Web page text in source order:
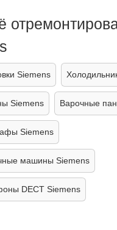
Siemens
Siemens Варочные
Siemens
машины Siemens
DECT Siemens